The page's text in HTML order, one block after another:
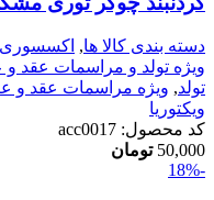
دسته بندی کالا ها, اکسسوری
ویژه تولد و مراسمات عقد
تولد, ویژه مراسمات عقد و
ویکتوریا
کد محصول: acc0017
50,000 تومان
-18%